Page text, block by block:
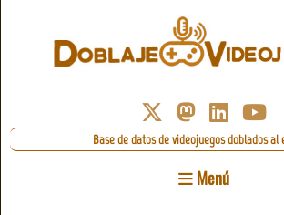
Base de datos de videojuegos doblados al
Menú